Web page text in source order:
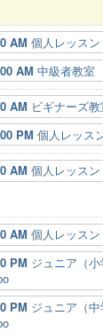
AM 個人レッスン
AM 中級者教室
AM ビギナーズ教
PM 個人レッス
AM 個人レッスン
AM 個人レッスン
PM ジュニア（
PM ジュニア（